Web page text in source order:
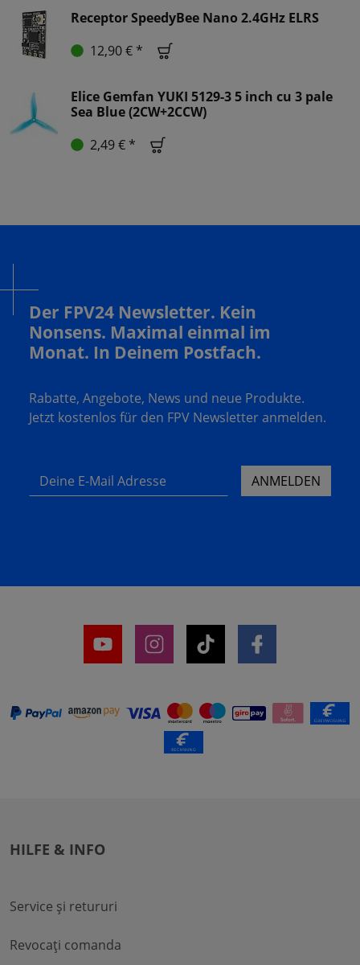
Receptor SpeedyBee Nano 2.4GHz ELRS
12,90 € *
Elice Gemfan YUKI 5129-3 5 inch cu 3 pale
Sea Blue (2CW+2CCW)
2,49 € *
Der FPV24 Newsletter. Kein
Nonsens. Maximal einmal im
Monat. In Deinem Postfach.
Rabatte, Angebote, News und neue Produkte.
Jetzt kostenlos für den FPV Newsletter anmelden.
Deine E-Mail Adresse ANMELDEN
HILFE & INFO
Service și retururi
Revocați comanda